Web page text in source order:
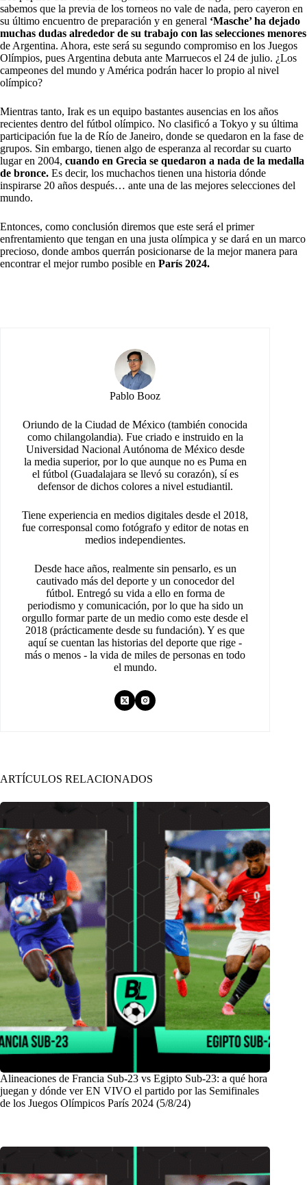
sabemos que la previa de los torneos no vale de nada, pero cayeron en
su último encuentro de preparación y en general ‘Masche’ ha dejado
muchas dudas alrededor de su trabajo con las selecciones menores
de Argentina. Ahora, este será su segundo compromiso en los Juegos
Olímpios, pues Argentina debuta ante Marruecos el 24 de julio. ¿Los
campeones del mundo y América podrán hacer lo propio al nivel
olímpico?
Mientras tanto, Irak es un equipo bastantes ausencias en los años
recientes dentro del fútbol olímpico. No clasificó a Tokyo y su última
participación fue la de Río de Janeiro, donde se quedaron en la fase de
grupos. Sin embargo, tienen algo de esperanza al recordar su cuarto
lugar en 2004, cuando en Grecia se quedaron a nada de la medalla
de bronce. Es decir, los muchachos tienen una historia dónde
inspirarse 20 años después… ante una de las mejores selecciones del
mundo.
Entonces, como conclusión diremos que este será el primer
enfrentamiento que tengan en una justa olímpica y se dará en un marco
precioso, donde ambos querrán posicionarse de la mejor manera para
encontrar el mejor rumbo posible en París 2024.
Pablo Booz
Oriundo de la Ciudad de México (también conocida
como chilangolandia). Fue criado e instruido en la
Universidad Nacional Autónoma de México desde
la media superior, por lo que aunque no es Puma en
el fútbol (Guadalajara se llevó su corazón), sí es
defensor de dichos colores a nivel estudiantil.
Tiene experiencia en medios digitales desde el 2018,
fue corresponsal como fotógrafo y editor de notas en
medios independientes.
Desde hace años, realmente sin pensarlo, es un
cautivado más del deporte y un conocedor del
fútbol. Entregó su vida a ello en forma de
periodismo y comunicación, por lo que ha sido un
orgullo formar parte de un medio como este desde el
2018 (prácticamente desde su fundación). Y es que
aquí se cuentan las historias del deporte que rige -
más o menos - la vida de miles de personas en todo
el mundo.
ARTÍCULOS RELACIONADOS
Alineaciones de Francia Sub-23 vs Egipto Sub-23: a qué hora
juegan y dónde ver EN VIVO el partido por las Semifinales
de los Juegos Olímpicos París 2024 (5/8/24)